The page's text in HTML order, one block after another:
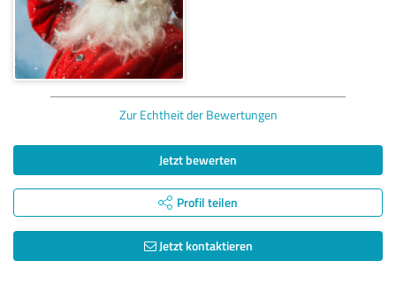
Zur Echtheit der Bewertungen
Jetzt bewerten
Profil teilen
Jetzt kontaktieren